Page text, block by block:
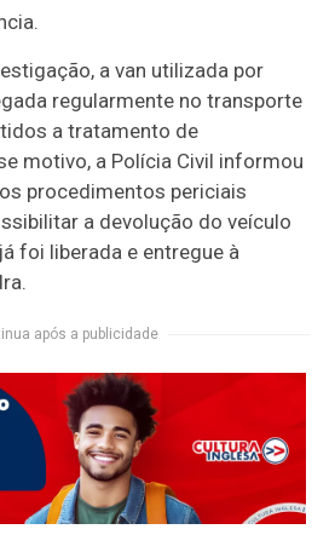
a van utilizada por
regularmente no transporte
a tratamento de
motivo, a Polícia Civil informou
procedimentos periciais
a devolução do veículo
foi liberada e entregue à
após a publicidade